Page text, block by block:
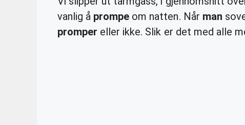
vanlig å prompe om natten. Når man
promper eller ikke. Slik er det med alle